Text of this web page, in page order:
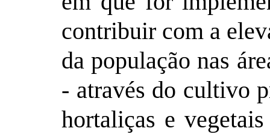
contribuir com a
da população nas
- através do cultivo
hortaliças e